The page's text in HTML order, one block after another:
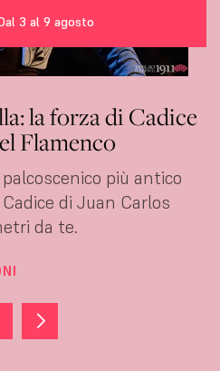
3 al 9 agosto
la forza di Cadice
Flamenco
più antico
di Juan Carlos
da te.